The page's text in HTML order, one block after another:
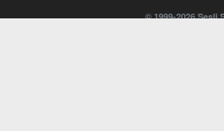
© 1999-2026 Sesli